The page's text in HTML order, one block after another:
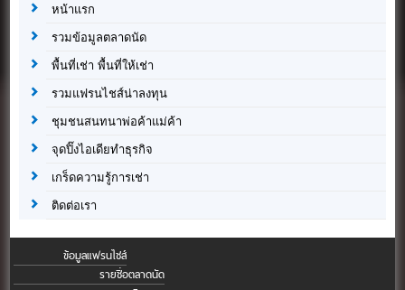
หน้าแรก
รวมข้อมูลตลาดนัด
พื้นที่เช่า พื้นที่ให้เช่า
รวมแฟรนไชส์น่าลงทุน
ชุมชนสนทนาพ่อค้าแม่ค้า
จุดปิ๊งไอเดียทำธุรกิจ
เกร็ดความรู้การเช่า
ติดต่อเรา
ข้อมูลแฟรนไชส์
รายชื่อตลาดนัด